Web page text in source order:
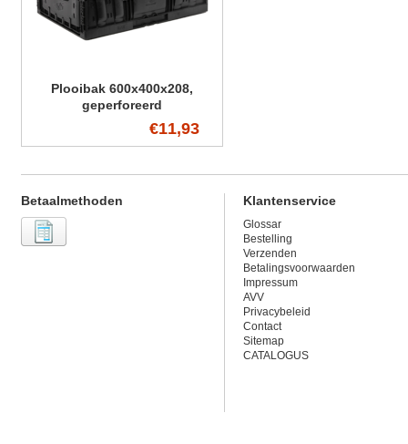
Plooibak 600x400x208,
geperforeerd
€11,93
Betaalmethoden Klantenservice
Glossar
Bestelling
Verzenden
Betalingsvoorwaarden
Impressum
AVV
Privacybeleid
Contact
Sitemap
CATALOGUS